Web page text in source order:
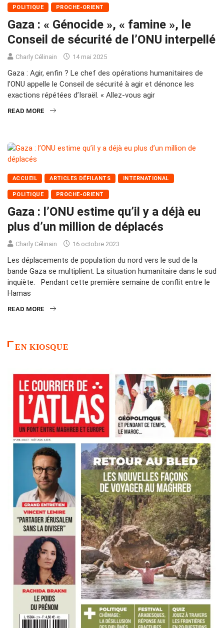
POLITIQUE PROCHE-ORIENT
Gaza : « Génocide », « famine », le
Conseil de sécurité de l’ONU interpellé
Charly Célinain 14 mai 2025
Gaza : Agir, enfin ? Le chef des opérations humanitaires de
l’ONU appelle le Conseil de sécurité à agir et dénonce les
exactions répétées d’Israël. « Allez-vous agir
READ MORE
ACCUEIL ARTICLES DÉFILANTS INTERNATIONAL
POLITIQUE PROCHE-ORIENT
Gaza : l’ONU estime qu’il y a déjà eu
plus d’un million de déplacés
Charly Célinain 16 octobre 2023
Les déplacements de population du nord vers le sud de la
bande Gaza se multiplient. La situation humanitaire dans le sud
inquiète. Pendant cette première semaine de conflit entre le
Hamas
READ MORE
EN KIOSQUE